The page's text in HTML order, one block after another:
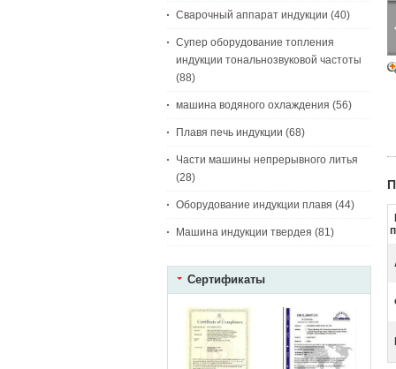
Сварочный аппарат индукции (40)
Супер оборудование топления
индукции тональнозвуковой частоты
(88)
машина водяного охлаждения (56)
Плавя печь индукции (68)
Части машины непрерывного литья
(28)
Оборудование индукции плавя (44)
Машина индукции твердея (81)
Сертификаты